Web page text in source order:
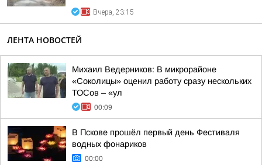
Вчера, 23:15
ЛЕНТА НОВОСТЕЙ
Михаил Ведерников: В микрорайоне
«Соколицы» оценил работу сразу нескольких
ТОСов – «ул
00:09
В Пскове прошёл первый день Фестиваля
водных фонариков
00:00